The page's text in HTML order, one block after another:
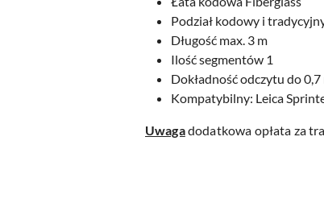
Podział kodowy i
Długość max. 3 m
Ilość segmentów 1
Dokładność odczytu do 0,7
Kompatybilny: Leica
Uwagadodatkowa opłata za